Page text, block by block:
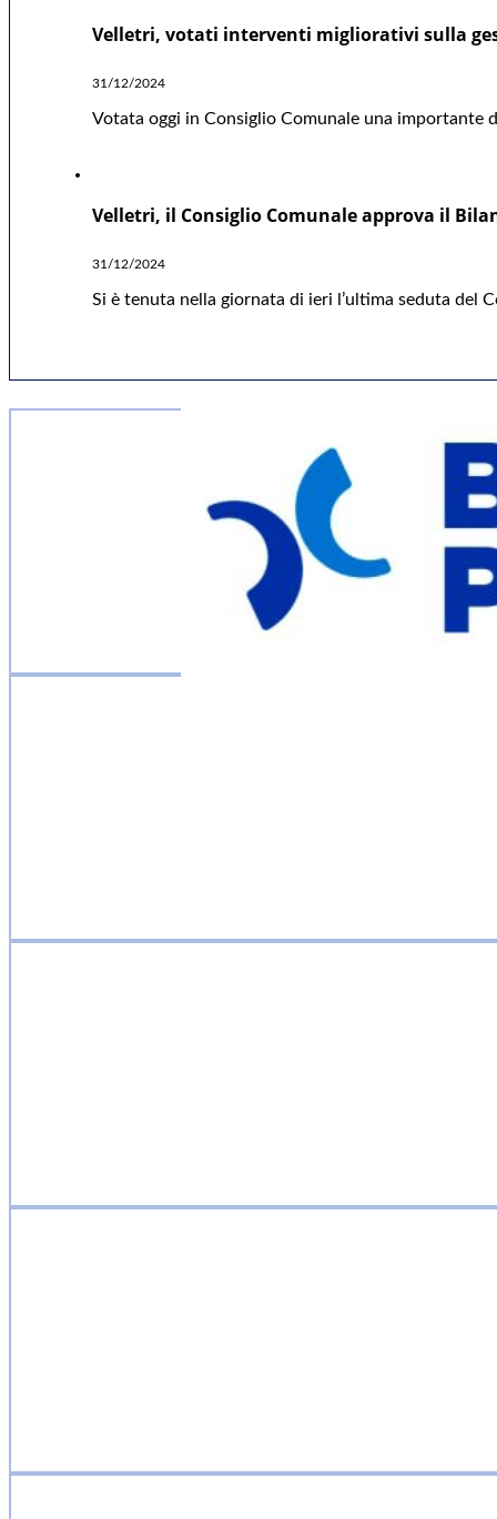
Velletri, votati interventi migliorativi sulla
31/12/2024
Votata oggi in Consiglio Comunale una
Velletri, il Consiglio Comunale approva il
31/12/2024
Si è tenuta nella giornata di ieri l’ultima seduta del